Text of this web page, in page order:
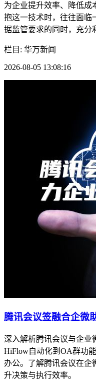
为企业提升效率、降低成
抱这一技术时，往往面临
据监管要求的同时，充分
栏目: 华万新闻
2026-08-05 13:08:16
腾讯会议签融合企微
深入解析腾讯会议与企业
HiFlow自动化到OA群功
办公。了解腾讯会议在企
升决策与执行效率。